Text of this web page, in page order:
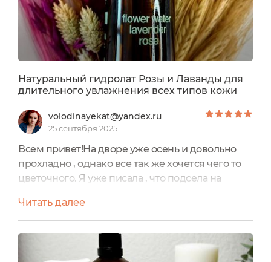
Натуральный гидролат Розы и Лаванды для
длительного увлажнения всех типов кожи
volodinayekat@yandex.ru
25 сентября 2025
Всем привет!На дворе уже осень и довольно
прохладно , однако все так же хочется чего то
цветочного. Я уже писала , что подсела на
пробую что-то новое. Что такое гидролат, думаю
все знают. Гидролат – это настоящий
природный эликсир красоты, является
натуральным по определению. Это цветочная
Читать далее